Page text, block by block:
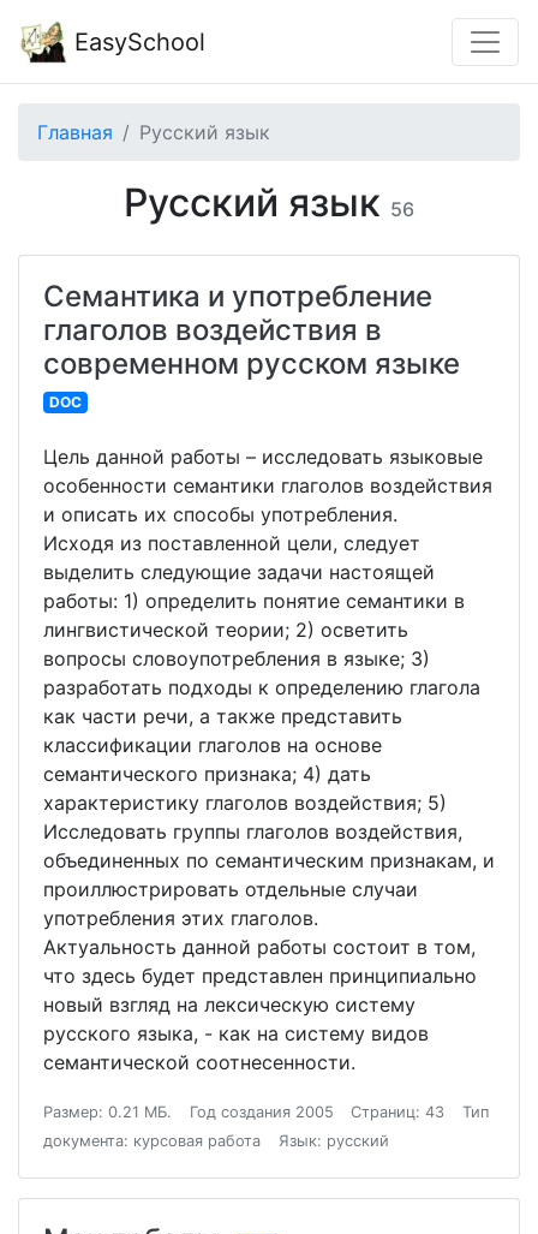
EasySchool
Главная Русский язык
Русский язык 56
Семантика и употребление
глаголов воздействия в
современном русском языке
DOC
Цель данной работы – исследовать языковые
особенности семантики глаголов воздействия
и описать их способы употребления.
Исходя из поставленной цели, следует
выделить следующие задачи настоящей
работы: 1) определить понятие семантики в
лингвистической теории; 2) осветить
вопросы словоупотребления в языке; 3)
разработать подходы к определению глагола
как части речи, а также представить
классификации глаголов на основе
семантического признака; 4) дать
характеристику глаголов воздействия; 5)
Исследовать группы глаголов воздействия,
объединенных по семантическим признакам, и
проиллюстрировать отдельные случаи
употребления этих глаголов.
Актуальность данной работы состоит в том,
что здесь будет представлен принципиально
новый взгляд на лексическую систему
русского языка, - как на систему видов
семантической соотнесенности.
Размер: 0.21 МБ. Год создания 2005 Страниц: 43
Тип
документа: курсовая работа
Язык: русский